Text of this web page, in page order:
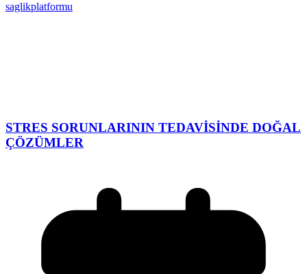
saglikplatformu
STRES SORUNLARININ TEDAVİSİNDE DOĞAL
ÇÖZÜMLER